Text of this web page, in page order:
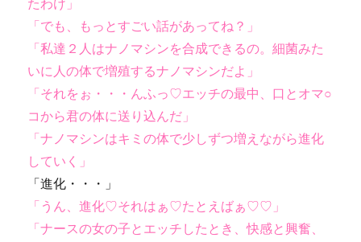
たわけ」
「でも、もっとすごい話があってね？」
「私達２人はナノマシンを合成できるの。細菌みた
いに人の体で増殖するナノマシンだよ」
「それをぉ・・・んふっ♡エッチの最中、口とオマ○
コから君の体に送り込んだ」
「ナノマシンはキミの体で少しずつ増えながら進化
していく」
「進化・・・」
「うん、進化♡それはぁ♡たとえばぁ♡♡」
「ナースの女の子とエッチしたとき、快感と興奮、